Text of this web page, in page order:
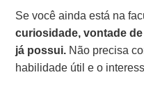
Se você ainda está na
curiosidade, vontade
já possui. Não precisa
habilidade útil e o